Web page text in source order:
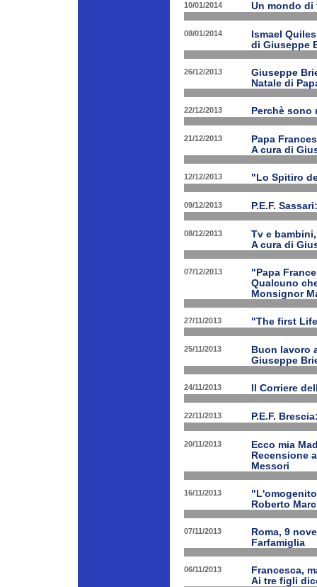
10/01/2014 Un mondo di
08/01/2014
Ismael
di Giuseppe
26/12/2013
Giuseppe
Natale di
22/12/2013 Perchè sono
21/12/2013
Papa
A cura di
12/12/2013 "Lo Spitiro
09/12/2013 P.E.F.
08/12/2013
Tv e
A cura di
07/12/2013
"Papa
Qualcuno
Monsignor
27/11/2013 "The first
25/11/2013
Buon lavoro
Giuseppe
24/11/2013 Il Corriere
22/11/2013 P.E.F.
20/11/2013
Ecco mia
Recensione
Messori
16/11/2013
Roberto
07/11/2013
Roma, 9
Farfamiglia
06/11/2013
Francesca,
Ai tre figli